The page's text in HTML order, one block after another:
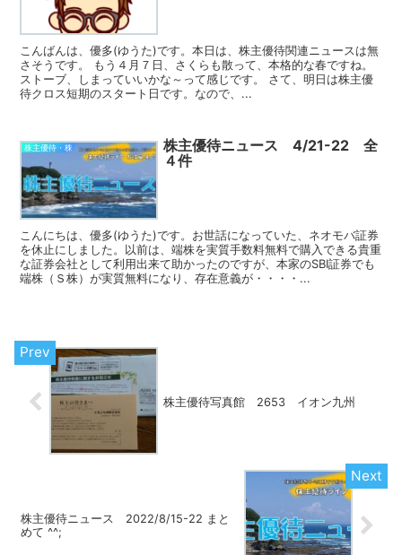
こんばんは、優多(ゆうた)です。本日は、株主優待関連ニュースは無
さそうです。 もう４月７日、さくらも散って、本格的な春ですね。
ストーブ、しまっていいかな～って感じです。 さて、明日は株主優
待クロス短期のスタート日です。なので、...
株主優待・株
株主優待ニュース 4/21-22 全
４件
こんにちは、優多(ゆうた)です。お世話になっていた、ネオモバ証券
を休止にしました。以前は、端株を実質手数料無料で購入できる貴重
な証券会社として利用出来て助かったのですが、本家のSBI証券でも
端株（Ｓ株）が実質無料になり、存在意義が・・・・...
株主優待写真館 2653 イオン九州
株主優待ニュース 2022/8/15-22 まと
めて ^^;